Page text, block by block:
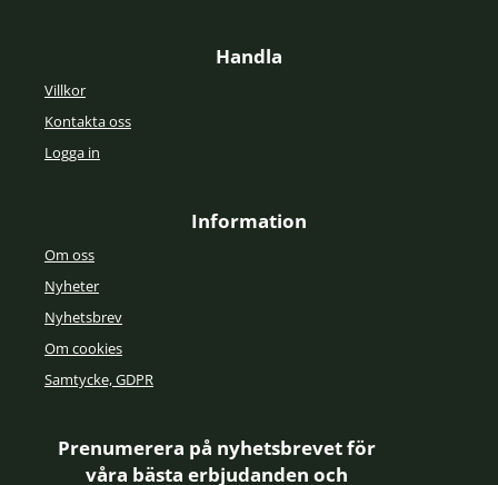
Handla
Villkor
Kontakta oss
Logga in
Information
Om oss
Nyheter
Nyhetsbrev
Om cookies
Samtycke, GDPR
Prenumerera på nyhetsbrevet för
våra bästa erbjudanden och